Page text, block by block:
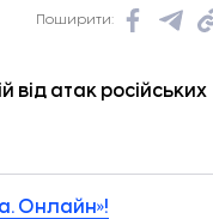
Поширити:
від атак російських
Онлайн»!